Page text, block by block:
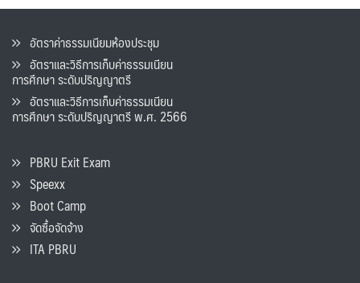
อัตราค่าธรรมเนียมห้องประชุม
อัตราและวิธีการเก็บค่าธรรมเนียน
การศึกษา ระดับปริญญาตรี
อัตราและวิธีการเก็บค่าธรรมเนียน
การศึกษา ระดับปริญญาตรี พ.ศ. 2566
PBRU Exit Exam
Speexx
Boot Camp
จัดซื้อจัดจ้าง
ITA PBRU